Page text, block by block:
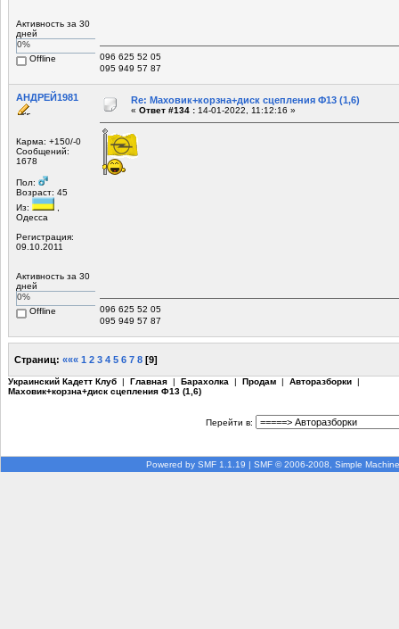
Активность за 30
дней
0%
Offline
096 625 52 05
095 949 57 87
АНДРЕЙ1981
Карма: +150/-0
Сообщений:
1678
Пол:
Возраст: 45
Из:
Одесса
Регистрация:
09.10.2011
Активность за 30
дней
0%
Offline
Re: Маховик+корзна+диск сцепления Ф13 (1,6)
« Ответ #134 : 14-01-2022, 11:12:16 »
096 625 52 05
095 949 57 87
Страниц: ««« 1 2 3 4 5 6 7 8 [9]
Украинский Кадетт Клуб | Главная | Барахолка | Продам | Авторазборки |
Маховик+корзна+диск сцепления Ф13 (1,6)
Перейти в:
Powered by SMF 1.1.19 | SMF © 2006-2008, Simple